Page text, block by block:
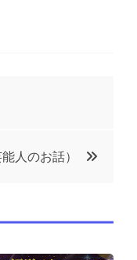
人のお話）